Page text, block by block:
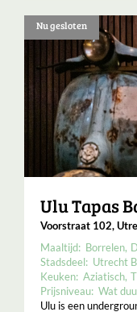
Nu gesloten
Ulu Tapas
Voorstraat 102,
Maaltijd: Borrelen
Stadsdeel: Utrecht
Keuken: Aziatisch
Prijsniveau: Wat
Ulu is een